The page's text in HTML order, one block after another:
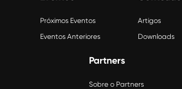
Próximos Eventos
Eventos Anteriores
Artigos
Downloads
Partners
Sobre o Partners